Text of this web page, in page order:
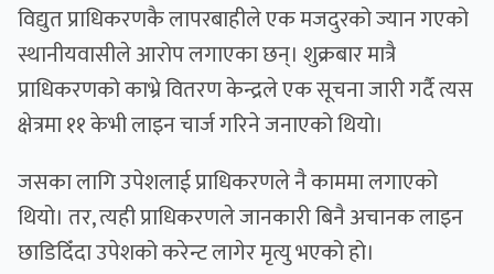
विद्युत प्राधिकरणकै लापरबाहीले एक मजदुरको ज्यान गएको
स्थानीयवासीले आरोप लगाएका छन्। शुक्रबार मात्रै
प्राधिकरणको काभ्रे वितरण केन्द्रले एक सूचना जारी गर्दै त्यस
क्षेत्रमा ११ केभी लाइन चार्ज गरिने जनाएको थियो।
जसका लागि उपेशलाई प्राधिकरणले नै काममा लगाएको
थियो। तर, त्यही प्राधिकरणले जानकारी बिनै अचानक लाइन
छाडिदिँदा उपेशको करेन्ट लागेर मृत्यु भएको हो।